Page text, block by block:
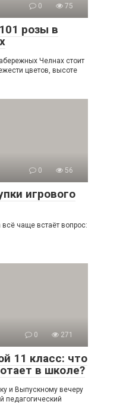
0 75
розы в
Челнах стоит
цветов, высоте
0 56
игрового
чаще встаёт вопрос:
0 271
11 класс: что
в школе?
и Выпускному вечеру
педагогический